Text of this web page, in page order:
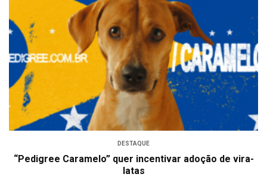
DESTAQUE
“Pedigree Caramelo” quer incentivar adoção de vira-
latas